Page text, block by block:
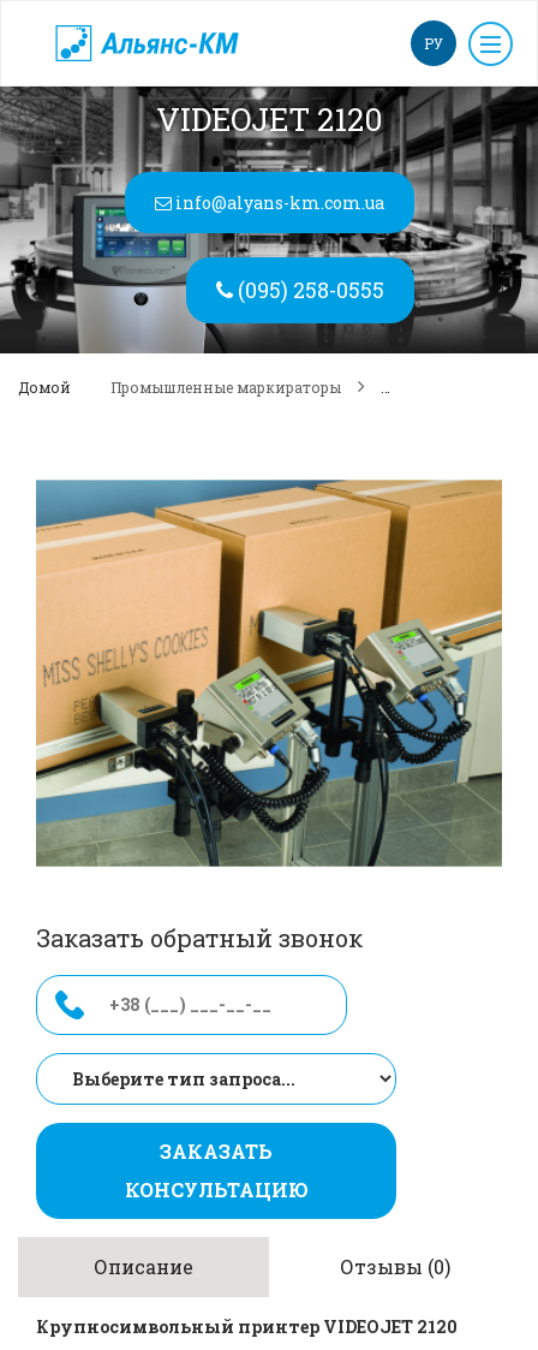
РУ
VIDEOJET 2120
info@alyans-km.com.ua
(095) 258-0555
Домой Промышленные маркираторы
Заказать обратный звонок
ЗАКАЗАТЬ
КОНСУЛЬТАЦИЮ
Описание Отзывы (0)
Крупносимвольный принтер VIDEOJET 2120